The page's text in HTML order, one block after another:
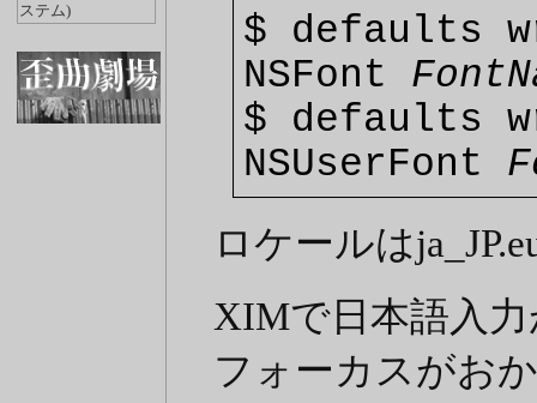
ステム)
$ defaults
NSFont
$ defaults
NSUserFont
ロケールは
XIMで日本語入
フォーカスがお